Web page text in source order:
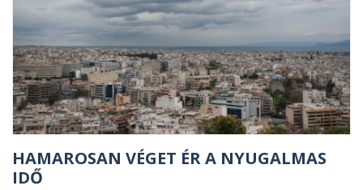
HAMAROSAN VÉGET ÉR A NYUGALMAS
IDŐ